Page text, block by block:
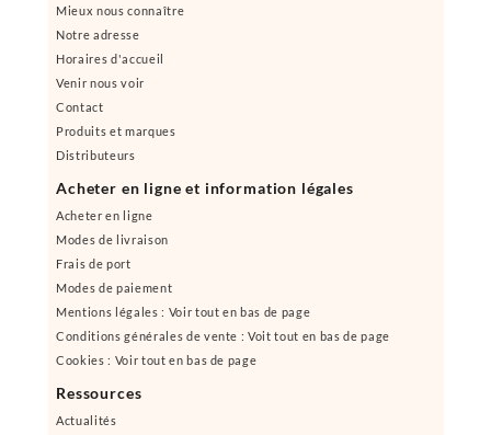
Mieux nous connaître
Notre adresse
Horaires d'accueil
Venir nous voir
Contact
Produits et marques
Distributeurs
Acheter en ligne et information légales
Acheter en ligne
Modes de livraison
Frais de port
Modes de paiement
Mentions légales : Voir tout en bas de page
Conditions générales de vente : Voit tout en bas de page
Cookies : Voir tout en bas de page
Ressources
Actualités